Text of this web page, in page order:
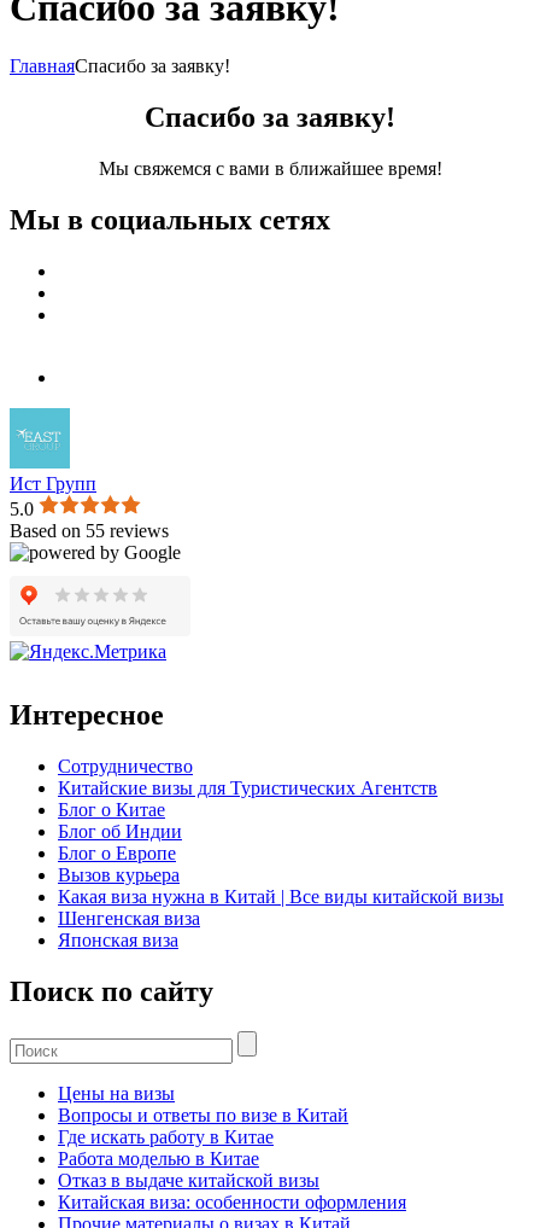
ГлавнаяСпасибо за заявку!
Спасибо за заявку!
Мы свяжемся с вами в ближайшее время!
Мы в социальных сетях
Ист Групп
5.0
Based on 55 reviews
Интересное
Сотрудничество
Китайские визы для Туристических Агентств
Блог о Китае
Блог об Индии
Блог о Европе
Вызов курьера
Какая виза нужна в Китай | Все виды китайской визы
Шенгенская виза
Японская виза
Поиск по сайту
Цены на визы
Вопросы и ответы по визе в Китай
Где искать работу в Китае
Работа моделью в Китае
Отказ в выдаче китайской визы
Китайская виза: особенности оформления